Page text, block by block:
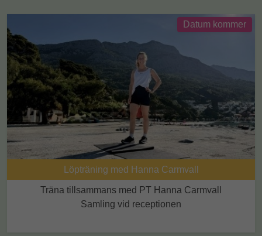
Datum kommer
Löpträning med Hanna Carmvall
Träna tillsammans med PT Hanna Carmvall
Samling vid receptionen